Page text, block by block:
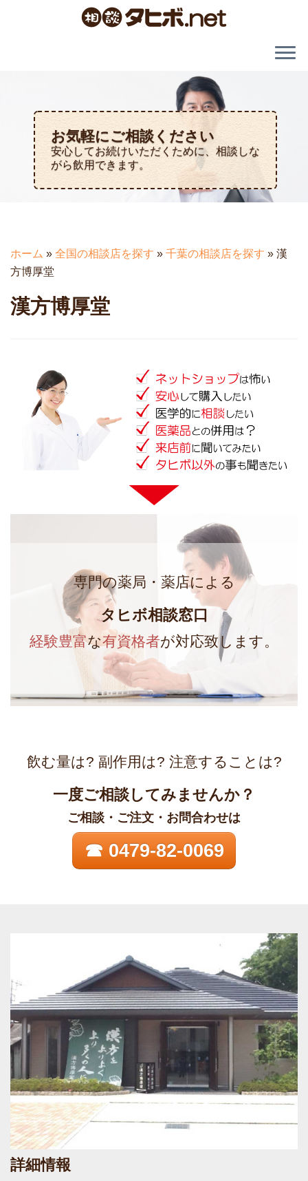
お気軽にご相談ください
安心してお続けいただくために、相談しな
がら飲用できます。
ホーム » 全国の相談店を探す » 千葉の相談店を探す » 漢
方博厚堂
漢方博厚堂
専門の薬局・薬店による
タヒボ相談窓口
経験豊富な有資格者が対応致します。
飲む量は? 副作用は? 注意することは?
一度ご相談してみませんか？
ご相談・ご注文・お問合わせは
☎ 0479-82-0069
詳細情報